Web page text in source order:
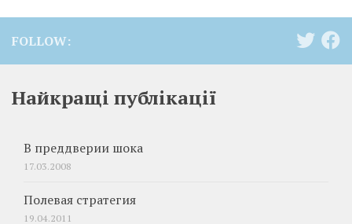
FOLLOW:
Найкращі публікації
В преддверии шока
17.03.2008
Полевая стратегия
19.04.2011